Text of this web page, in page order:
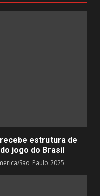
estrutura de
jogo do Brasil
Sao_Paulo 2025